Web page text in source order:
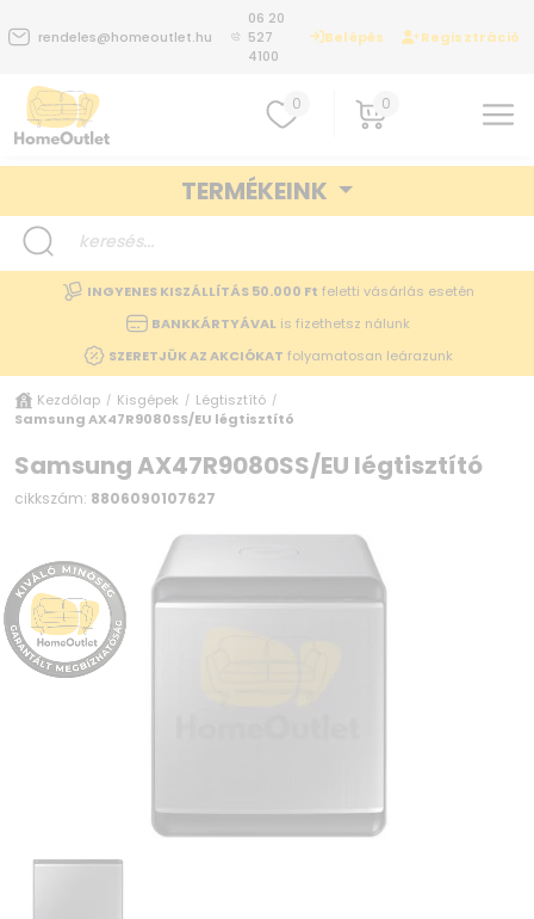
rendeles@homeoutlet.hu
06 20
527
4100
Belépés Regisztráció
0 0
TERMÉKEINK
INGYENES KISZÁLLÍTÁS 50.000 Ft feletti vásárlás esetén
BANKKÁRTYÁVALis fizethetsz nálunk
SZERETJÜK AZ AKCIÓKAT folyamatosan leárazunk
Kezdőlap / Kisgépek / Légtisztító /
Samsung AX47R9080SS/EU légtisztító
Samsung AX47R9080SS/EU légtisztító
cikkszám: 8806090107627